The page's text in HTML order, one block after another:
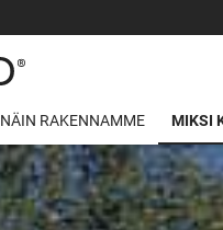
NÄIN RAKENNAMME MIKSI